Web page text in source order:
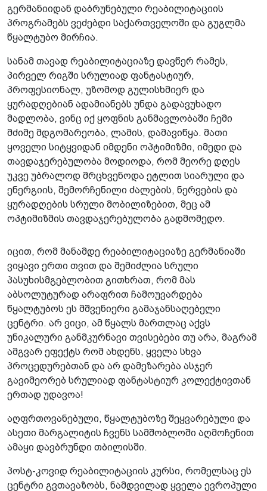
გერმანიიდან დაბრუნებული რეაბილიტაციის
პროგრამებს ვეძებდი საქართველოში და გუგლმა
წყალტუბო მირჩია.
სანამ თავად რეაბილიტაციაზე დავწერ რამეს,
პირველ რიგში სრულიად ფანტასტიურ,
პროფესიონალ, უზომოდ გულისხმიერ და
ყურადღებიან ადამიანებს უნდა გადავუხადო
მადლობა, ვინც იქ ყოფნის განმავლობაში ჩემი
მძიმე მდგომარეობა, ლამის, დამავიწყა. მათი
ყოველი სიტყვიდან იმდენი ოპტიმიზმი, იმედი და
თავდაჯერებულობა მოდიოდა, რომ მეორე დღეს
უკვე უბრალოდ მრცხვენოდა ეტლით სიარული და
ენერგიის, შემორჩენილი ძალების, ნერვების და
ყურადღების სრული მობილიზებით, მეც ამ
ოპტიმიზმის თავდაჯერებულობა გადმომედო.
იცით, რომ მანამდე რეაბილიტაციაზე გერმანიაში
ვიყავი ერთი თვით და შემიძლია სრული
პასუხისმგებლობით გითხრათ, რომ მას
აბსოლუტურად არაფრით ჩამოუვარდება
წყალტუბოს ეს მშვენიერი გამაჯანსაღებელი
ცენტრი. არ ვიცი, ამ წყალს მართლაც აქვს
უნიკალური განმკურნავი თვისებები თუ არა, მაგრამ
ამგვარ ეფექტს რომ ახდენს, ყველა სხვა
პროცედურებთან და არ დამეზარება ასჯერ
გავიმეორებ სრულიად ფანტასტიურ კოლექტივთან
ერთად უდავოა!
აღფრთოვანებული, წყალტუბოზე შეყვარებული და
ასეთი მარგალიტის ჩვენს სამშობლოში აღმოჩენით
ამაყი დავბრუნდი თბილისში.
პოსტ-კოვიდ რეაბილიტაციის კურსი, რომელსაც ეს
ცენტრი გვთავაზობს, ნამდვილად ყველა ევროპული